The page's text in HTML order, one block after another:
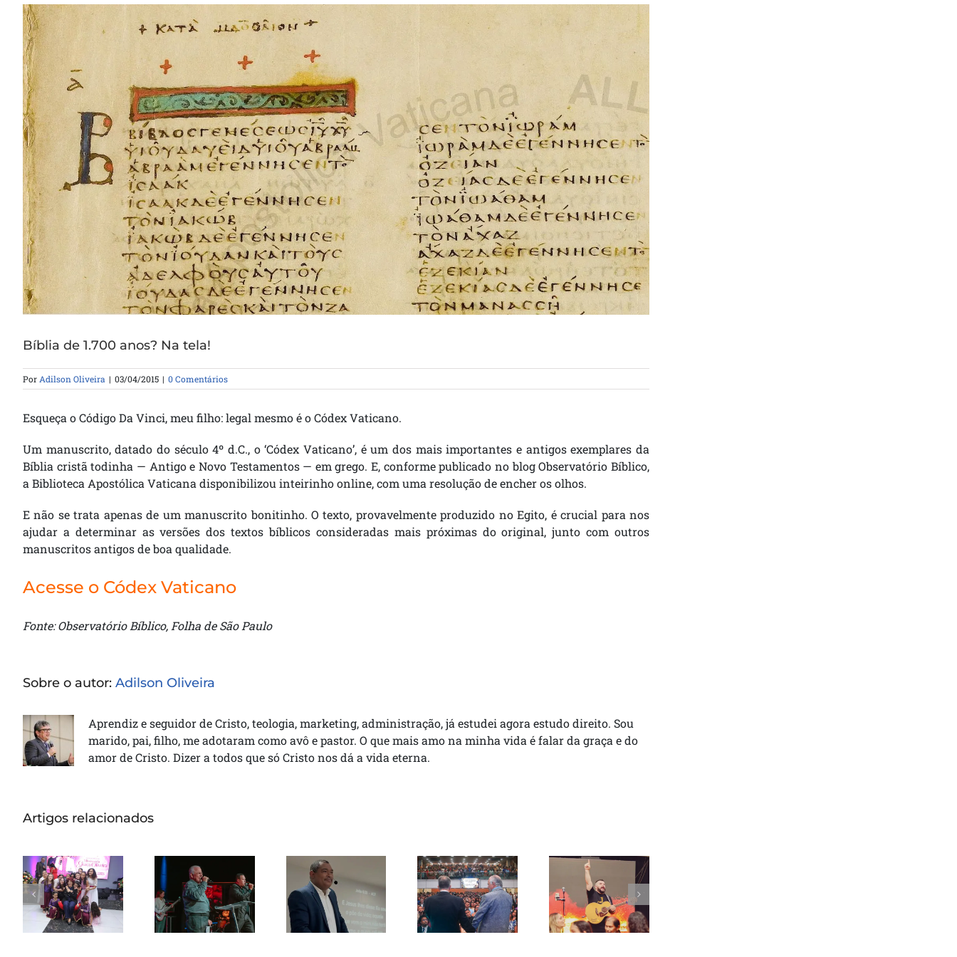
Bíblia de 1.700 anos? Na tela!
Por Adilson Oliveira | 03/04/2015 | 0 Comentários
Esqueça o Código Da Vinci, meu filho: legal mesmo é o Códex Vaticano.
Um manuscrito, datado do século 4º d.C., o ‘Códex Vaticano’, é um dos mais importantes e antigos exemplares da
Bíblia cristã todinha — Antigo e Novo Testamentos — em grego. E, conforme publicado no blog Observatório Bíblico,
a Biblioteca Apostólica Vaticana disponibilizou inteirinho online, com uma resolução de encher os olhos.
E não se trata apenas de um manuscrito bonitinho. O texto, provavelmente produzido no Egito, é crucial para nos
ajudar a determinar as versões dos textos bíblicos consideradas mais próximas do original, junto com outros
manuscritos antigos de boa qualidade.
Acesse o Códex Vaticano
Fonte: Observatório Bíblico, Folha de São Paulo
Sobre o autor: Adilson Oliveira
Aprendiz e seguidor de Cristo, teologia, marketing, administração, já estudei agora estudo direito. Sou
marido, pai, filho, me adotaram como avô e pastor. O que mais amo na minha vida é falar da graça e do
amor de Cristo. Dizer a todos que só Cristo nos dá a vida eterna.
Artigos relacionados
Missionária
celebra 75
anos em
culto de
ação de
graças na
Apóstolo Jair
de Oliveira
ministra em
noite de
avivamento
Muniz
recebe visita
de diretores
do SCT
durante
Conferência
ICB Bahia
reúne mais
de 3 mil
pessoas em
lança canção
inédita em
Goianira e
celebra 43
vidas